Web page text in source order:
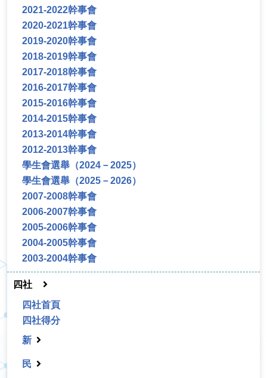
2021-2022幹事會
2020-2021幹事會
2019-2020幹事會
2018-2019幹事會
2017-2018幹事會
2016-2017幹事會
2015-2016幹事會
2014-2015幹事會
2013-2014幹事會
2012-2013幹事會
學生會選舉（2024－2025）
學生會選舉（2025－2026）
2007-2008幹事會
2006-2007幹事會
2005-2006幹事會
2004-2005幹事會
2003-2004幹事會
四社
四社首頁
四社得分
新
民